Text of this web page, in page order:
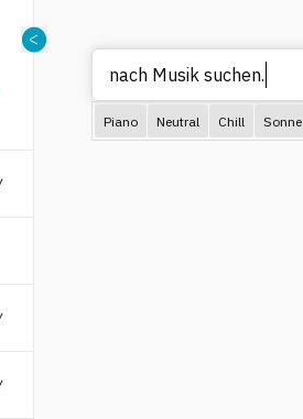
Piano Neutral Chill Sonne